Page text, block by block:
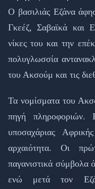
Ο βασιλιάς Εζάνα
Γκεέζ, Σαβαϊκά και
νίκες του και την
πολυγλωσσία
του Ακσούμ και τις
Τα νομίσματα του
πηγή πληροφοριών.
υποσαχάριας
αρχαιότητα. Οι
παγανιστικά σύμβολα
ενώ μετά τον